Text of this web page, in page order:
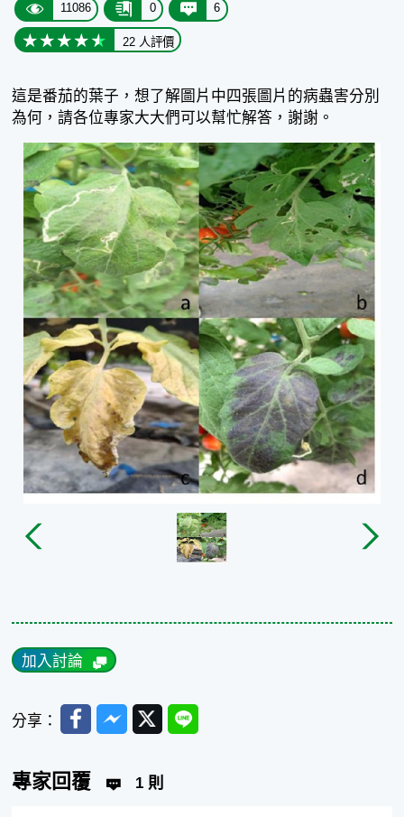
11086 0 6
22 人評價
這是番茄的葉子，想了解圖片中四張圖片的病蟲害分別
為何，請各位專家大大們可以幫忙解答，謝謝。
加入討論
分享： FacebookMessenger
TwitterLine
專家回覆 1 則